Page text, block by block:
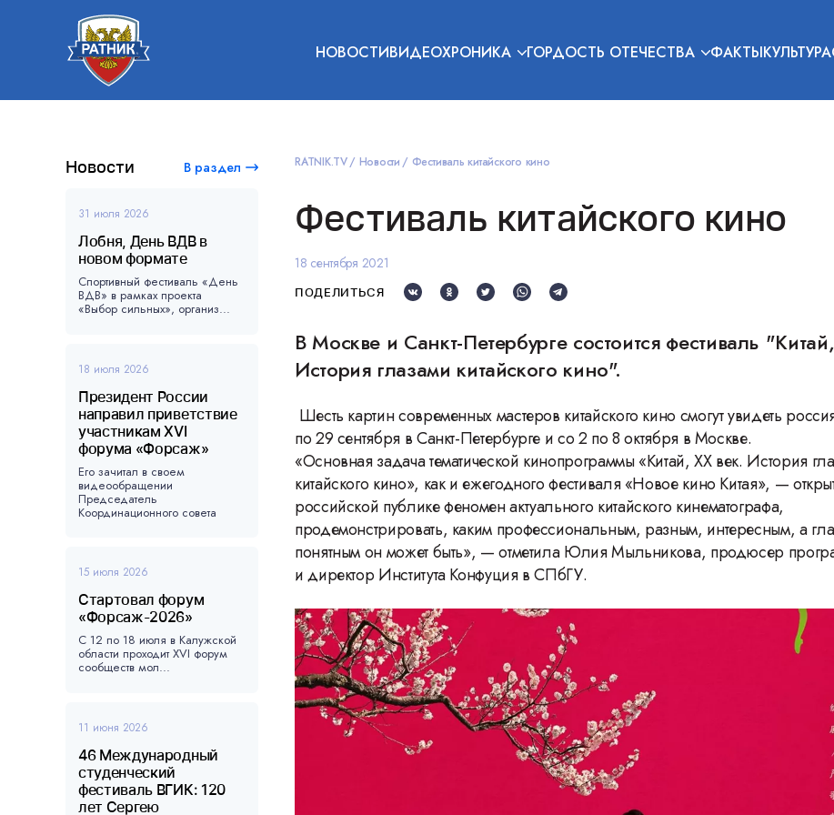
НОВОСТИВИДЕОХРОНИКА ГОРДОСТЬ ОТЕЧЕСТВА ФАКТЫКУЛЬТУРА
Новости В раздел
31 июля 2026
Лобня, День ВДВ в
новом формате
Спортивный фестиваль «День
ВДВ» в рамках проекта
«Выбор сильных», организ...
18 июля 2026
Президент России
направил приветствие
участникам XVI
форума «Форсаж»
Его зачитал в своем
видеообращении
Председатель
Координационного совета
15 июля 2026
Стартовал форум
«Форсаж-2026»
С 12 по 18 июля в Калужской
области проходит XVI форум
сообществ мол...
11 июня 2026
46 Международный
студенческий
фестиваль ВГИК: 120
лет Сергею
RATNIK.TV Новости Фестиваль китайского кино
Фестиваль китайского кино
18 сентября 2021
ПОДЕЛИТЬСЯ
В Москве и Санкт-Петербурге состоится фестиваль
История глазами китайского кино".
Шесть картин современных мастеров китайского кино смогут увидеть
по 29 сентября в Санкт-Петербурге и со 2 по 8 октября в Москве.
«Основная задача тематической кинопрограммы «Китай, ХХ век. История
китайского кино», как и ежегодного фестиваля «Новое кино Китая», —
российской публике феномен актуального китайского кинематографа,
продемонстрировать, каким профессиональным, разным, интересным, а
понятным он может быть», — отметила Юлия Мыльникова, продюсер
и директор Института Конфуция в СПбГУ.